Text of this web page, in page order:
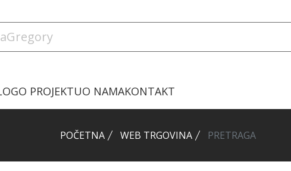
O PROJEKTUO NAMAKONTAKT
POČETNA WEB TRGOVINA PRETRAGA